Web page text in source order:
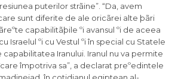
puterilor strãine”. “Da, avem
sunt diferite de ale oricãrei alte þãri
capabilitãþile ºi avansul ºi de aceea
Israelul ºi cu Vestul ºi în special cu Statele
capabilitatea Iranului. Iranul nu va permite
împotriva sa”, a declarat preºedintele
în cotidianul egiptean al-